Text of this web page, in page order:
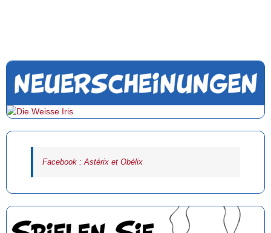
Facebook : Astérix et Obélix